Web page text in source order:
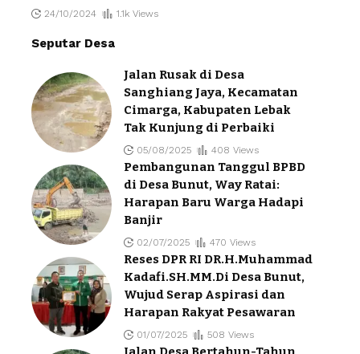
24/10/2024 1.1k Views
Seputar Desa
Jalan Rusak di Desa
Sanghiang Jaya, Kecamatan
Cimarga, Kabupaten Lebak
Tak Kunjung di Perbaiki
05/08/2025 408 Views
Pembangunan Tanggul BPBD
di Desa Bunut, Way Ratai:
Harapan Baru Warga Hadapi
Banjir
02/07/2025 470 Views
Reses DPR RI DR.H.Muhammad
Kadafi.SH.MM.Di Desa Bunut,
Wujud Serap Aspirasi dan
Harapan Rakyat Pesawaran
01/07/2025 508 Views